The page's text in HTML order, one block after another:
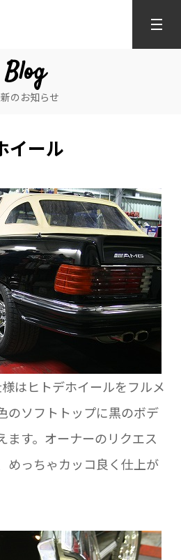
Blog
のお知らせ
イール
はヒトデホイールをフルメ
のソフトトップに黒のボデ
ます。オーナーのリクエス
めっちゃカッコ良く仕上が